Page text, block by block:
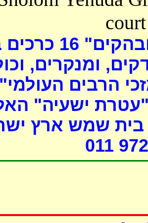
כרכים
ומנקרים,
הרבים
ישעיה"
שמש ארץ
011